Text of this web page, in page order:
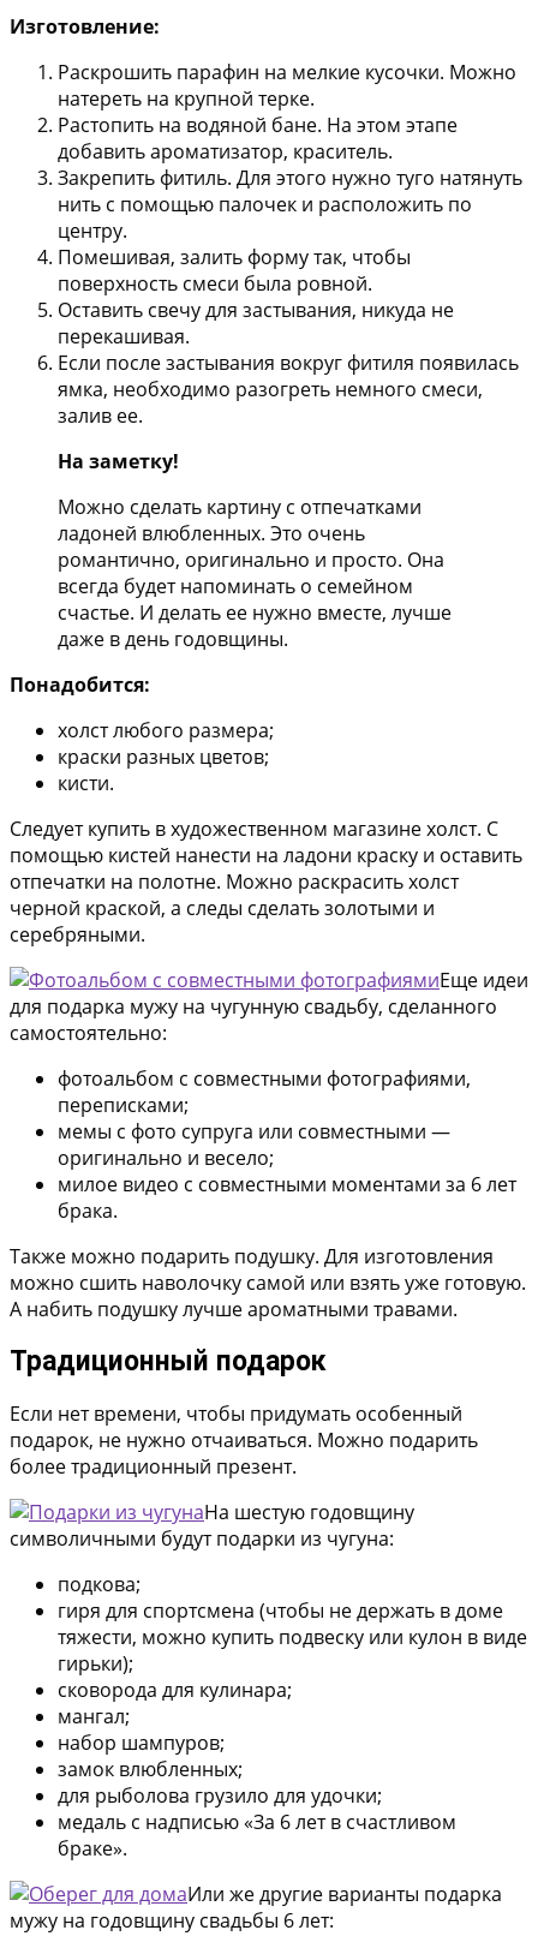
Изготовление:
Раскрошить парафин на мелкие кусочки. Можно
натереть на крупной терке.
Растопить на водяной бане. На этом этапе
добавить ароматизатор, краситель.
Закрепить фитиль. Для этого нужно туго натянуть
нить с помощью палочек и расположить по
центру.
Помешивая, залить форму так, чтобы
поверхность смеси была ровной.
Оставить свечу для застывания, никуда не
перекашивая.
Если после застывания вокруг фитиля появилась
ямка, необходимо разогреть немного смеси,
залив ее.
На заметку!
Можно сделать картину с отпечатками
ладоней влюбленных. Это очень
романтично, оригинально и просто. Она
всегда будет напоминать о семейном
счастье. И делать ее нужно вместе, лучше
даже в день годовщины.
Понадобится:
холст любого размера;
краски разных цветов;
кисти.
Следует купить в художественном магазине холст. С
помощью кистей нанести на ладони краску и оставить
отпечатки на полотне. Можно раскрасить холст
черной краской, а следы сделать золотыми и
серебряными.
Еще идеи
для подарка мужу на чугунную свадьбу, сделанного
самостоятельно:
фотоальбом с совместными фотографиями,
переписками;
мемы с фото супруга или совместными —
оригинально и весело;
милое видео с совместными моментами за 6 лет
брака.
Также можно подарить подушку. Для изготовления
можно сшить наволочку самой или взять уже готовую.
А набить подушку лучше ароматными травами.
Традиционный подарок
Если нет времени, чтобы придумать особенный
подарок, не нужно отчаиваться. Можно подарить
более традиционный презент.
На шестую годовщину
символичными будут подарки из чугуна:
подкова;
гиря для спортсмена (чтобы не держать в доме
тяжести, можно купить подвеску или кулон в виде
гирьки);
сковорода для кулинара;
мангал;
набор шампуров;
замок влюбленных;
для рыболова грузило для удочки;
медаль с надписью «За 6 лет в счастливом
браке».
Или же другие варианты подарка
мужу на годовщину свадьбы 6 лет: